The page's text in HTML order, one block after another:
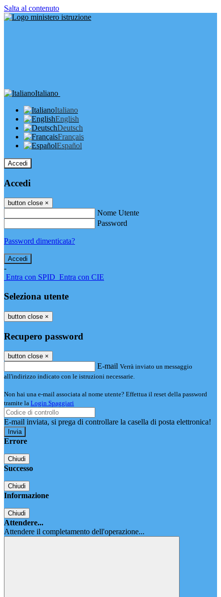
Salta al contenuto
Italiano
Italiano
English
Deutsch
Français
Español
Accedi
Accedi
button close ×
Nome Utente
Password
Password dimenticata?
-
Entra con SPID Entra con CIE
Seleziona utente
button close ×
Recupero password
button close ×
E-mail Verrà inviato un messaggio
all'indirizzo indicato con le istruzioni necessarie.
Non hai una e-mail associata al nome utente? Effettua il reset della password
tramite la Login Spaggiari
E-mail inviata, si prega di controllare la casella di posta elettronica!
Errore
Chiudi
Successo
Chiudi
Informazione
Chiudi
Attendere...
Attendere il completamento dell'operazione...